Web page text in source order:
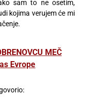
sam to ne osetim,
kojima verujem će mi
MEČ
Evrope